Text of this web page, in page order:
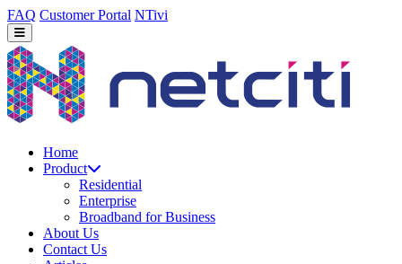
FAQ Customer Portal NTivi
Home
Product
Residential
Enterprise
Broadband for Business
About Us
Contact Us